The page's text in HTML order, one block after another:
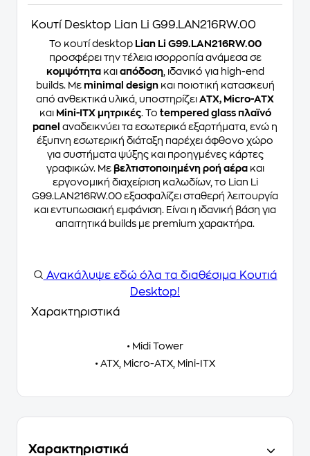
Κουτί Desktop Lian Li G99.LAN216RW.00
Το κουτί desktop Lian Li G99.LAN216RW.00
προσφέρει την τέλεια ισορροπία ανάμεσα σε
κομψότητακαι απόδοση, ιδανικό για high-end
builds. Με minimal designκαι ποιοτική κατασκευή
από ανθεκτικά υλικά, υποστηρίζει ATX, Micro-ATX
και Mini-ITX μητρικές. Το tempered glass πλαϊνό
panel αναδεικνύει τα εσωτερικά εξαρτήματα, ενώ η
έξυπνη εσωτερική διάταξη παρέχει άφθονο χώρο
για συστήματα ψύξης και προηγμένες κάρτες
γραφικών. Με βελτιστοποιημένη ροή αέρακαι
εργονομική διαχείριση καλωδίων, το Lian Li
G99.LAN216RW.00 εξασφαλίζει σταθερή λειτουργία
και εντυπωσιακή εμφάνιση. Είναι η ιδανική βάση για
απαιτητικά builds με premium χαρακτήρα.
Ανακάλυψε εδώόλα τα διαθέσιμα Κουτιά
Desktop!
Χαρακτηριστικά
• Midi Tower
• ATX, Micro-ATX, Mini-ITX
Χαρακτηριστικά